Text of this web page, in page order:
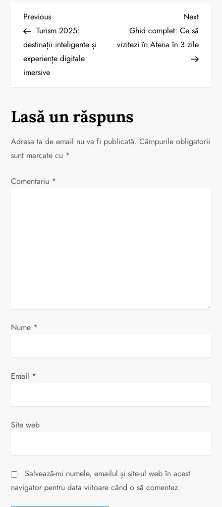
N
a
v
a
r
c
l
Previous
Post
Previous
Turism 2025:
destinații inteligente și
experiențe digitale
imersive
Next
Post
Next
Ghid complet: Ce să
vizitezi în Atena în 3 zile
Lasă un răspuns
Adresa ta de email nu va fi publicată. Câmpurile obligatorii
sunt marcate cu *
Comentariu *
Nume *
Email *
Site web
Salvează-mi numele, emailul și site-ul web în acest
navigator pentru data viitoare când o să comentez.